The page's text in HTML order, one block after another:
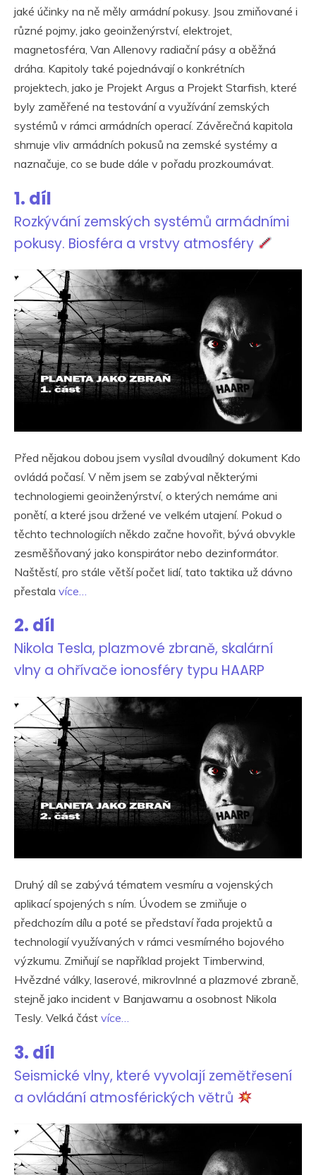
jaké účinky na ně měly armádní pokusy. Jsou zmiňované i
různé pojmy, jako geoinženýrství, elektrojet,
magnetosféra, Van Allenovy radiační pásy a oběžná
dráha. Kapitoly také pojednávají o konkrétních
projektech, jako je Projekt Argus a Projekt Starfish, které
byly zaměřené na testování a využívání zemských
systémů v rámci armádních operací. Závěrečná kapitola
shrnuje vliv armádních pokusů na zemské systémy a
naznačuje, co se bude dále v pořadu prozkoumávat.
1. díl
Rozkývání zemských systémů armádními
pokusy. Biosféra a vrstvy atmosféry
Před nějakou dobou jsem vysílal dvoudílný dokument Kdo
ovládá počasí. V něm jsem se zabýval některými
technologiemi geoinženýrství, o kterých nemáme ani
ponětí, a které jsou držené ve velkém utajení. Pokud o
těchto technologiích někdo začne hovořit, bývá obvykle
zesměšňovaný jako konspirátor nebo dezinformátor.
Naštěstí, pro stále větší počet lidí, tato taktika už dávno
přestala více…
2. díl
Nikola Tesla, plazmové zbraně, skalární
vlny a ohřívače ionosféry typu HAARP
Druhý díl se zabývá tématem vesmíru a vojenských
aplikací spojených s ním. Úvodem se zmiňuje o
předchozím dílu a poté se představí řada projektů a
technologií využívaných v rámci vesmírného bojového
výzkumu. Zmiňují se například projekt Timberwind,
Hvězdné války, laserové, mikrovlnné a plazmové zbraně,
stejně jako incident v Banjawarnu a osobnost Nikola
Tesly. Velká část více…
3. díl
Seismické vlny, které vyvolají zemětřesení
a ovládání atmosférických větrů